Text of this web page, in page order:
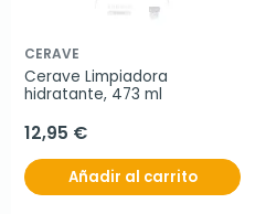
CERAVE
Cerave Limpiadora
hidratante, 473 ml
12,95 €
Añadir al carrito